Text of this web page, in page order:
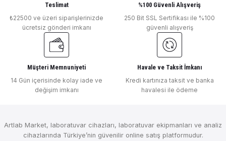
Merck Millipore
Merck Dimethylamino Benzaldeyde
Merck Millipore
Teslimat
₺22500 ve üzeri siparişlerinizde
ücretsiz gönderi imkanı
%100 Güvenli Alışveriş
250 Bit SSL Sertifikası ile %100
güvenli alışveriş
Müşteri Memnuniyeti
14 Gün içerisinde kolay iade ve
değişim imkanı
Havale ve Taksit İmkanı
Kredi kartınıza taksit ve banka
havalesi ile ödeme
Artlab Market, laboratuvar cihazları, laboratuvar ekipmanları ve analiz
cihazlarında Türkiye’nin güvenilir online satış platformudur.